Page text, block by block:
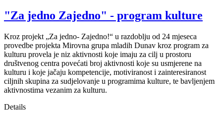
"Za jedno Zajedno" - program kulture
Kroz projekt „Za jedno- Zajedno!“ u razdoblju od 24 mjeseca
provedbe projekta Mirovna grupa mladih Dunav kroz program za
kulturu provela je niz aktivnosti koje imaju za cilj u prostoru
društvenog centra povećati broj aktivnosti koje su usmjerene na
kulturu i koje jačaju kompetencije, motiviranost i zainteresiranost
ciljnih skupina za sudjelovanje u programima kulture, te bavljenjem
aktivnostima vezanim za kulturu.
Details